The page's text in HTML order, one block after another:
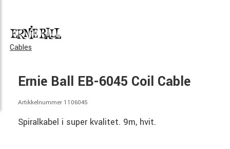
Cables
Ernie Ball EB-6045 Coil Cable
Artikkelnummer 1106045
Spiralkabel i super kvalitet. 9m, hvit.